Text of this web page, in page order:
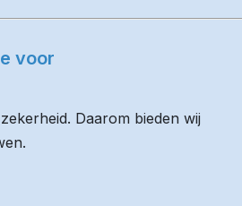
voor
Daarom bieden wij